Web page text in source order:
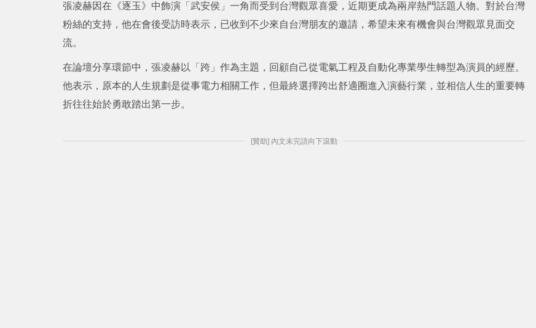
張凌赫因在《逐玉》中飾演「武安侯」一角而受到台灣觀眾喜愛，近期更成為兩岸熱門話題人物。對於台灣
粉絲的支持，他在會後受訪時表示，已收到不少來自台灣朋友的邀請，希望未來有機會與台灣觀眾見面交
流。
在論壇分享環節中，張凌赫以「跨」作為主題，回顧自己從電氣工程及自動化專業學生轉型為演員的經歷。
他表示，原本的人生規劃是從事電力相關工作，但最終選擇跨出舒適圈進入演藝行業，並相信人生的重要轉
折往往始於勇敢踏出第一步。
[贊助] 內文未完請向下滾動